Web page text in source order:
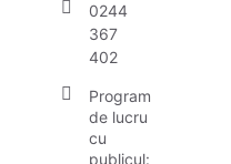
0244
367
402
Program
de lucru
cu
publicul: